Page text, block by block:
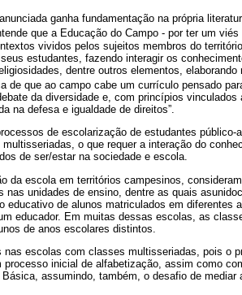
ganha fundamentação na própria
que a Educação do Campo - por ter um
vividos pelos sujeitos membros do
estudantes, fazendo interagir os
dentre outros elementos, elaborando
de que ao campo cabe um currículo pensado
da diversidade e, com princípios
na defesa e igualdade de direitos”.
de escolarização de estudantes
o que requer a interação do
de ser/estar na sociedade e escola.
da escola em territórios campesinos,
unidades de ensino, dentre as quais
educativo de alunos matriculados em diferentes
educador. Em muitas dessas escolas, as
de anos escolares distintos.
escolas com classes multisseriadas, pois o
inicial de alfabetização, assim como
assumindo, também, o desafio de